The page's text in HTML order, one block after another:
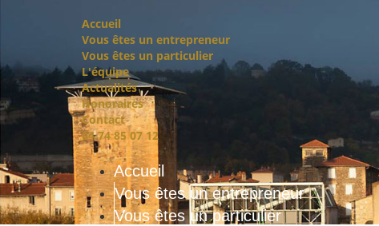
Accueil
Vous êtes un entrepreneur
Vous êtes un particulier
L'équipe
Actualités
Honoraires
Contact
04 74 85 07 12
Accueil
Vous êtes un entrepreneur
Vous êtes un particulier